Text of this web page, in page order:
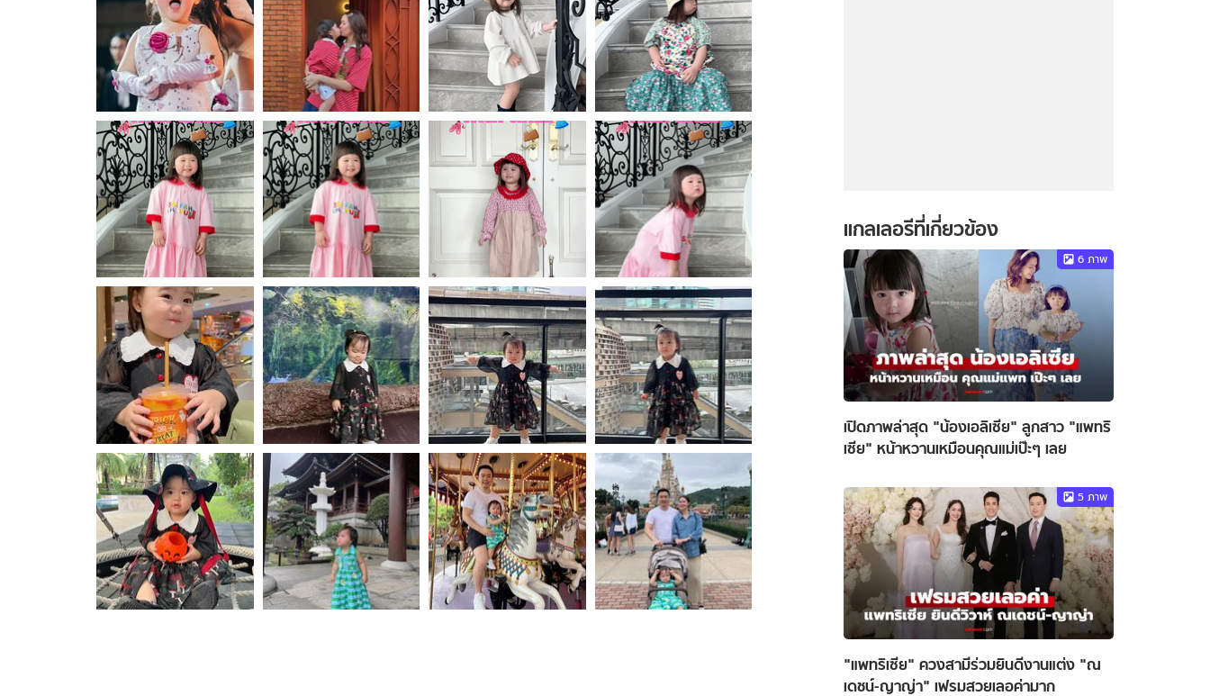
แกลเลอรีที่เกี่ยวข้อง
6 ภาพ
เปิดภาพล่าสุด "น้องเอลิเซีย" ลูกสาว "แพทริ
เซีย" หน้าหวานเหมือนคุณแม่เป๊ะๆ เลย
5 ภาพ
"แพทริเซีย" ควงสามีร่วมยินดีงานแต่ง "ณ
เดชน์-ญาญ่า" เฟรมสวยเลอค่ามาก